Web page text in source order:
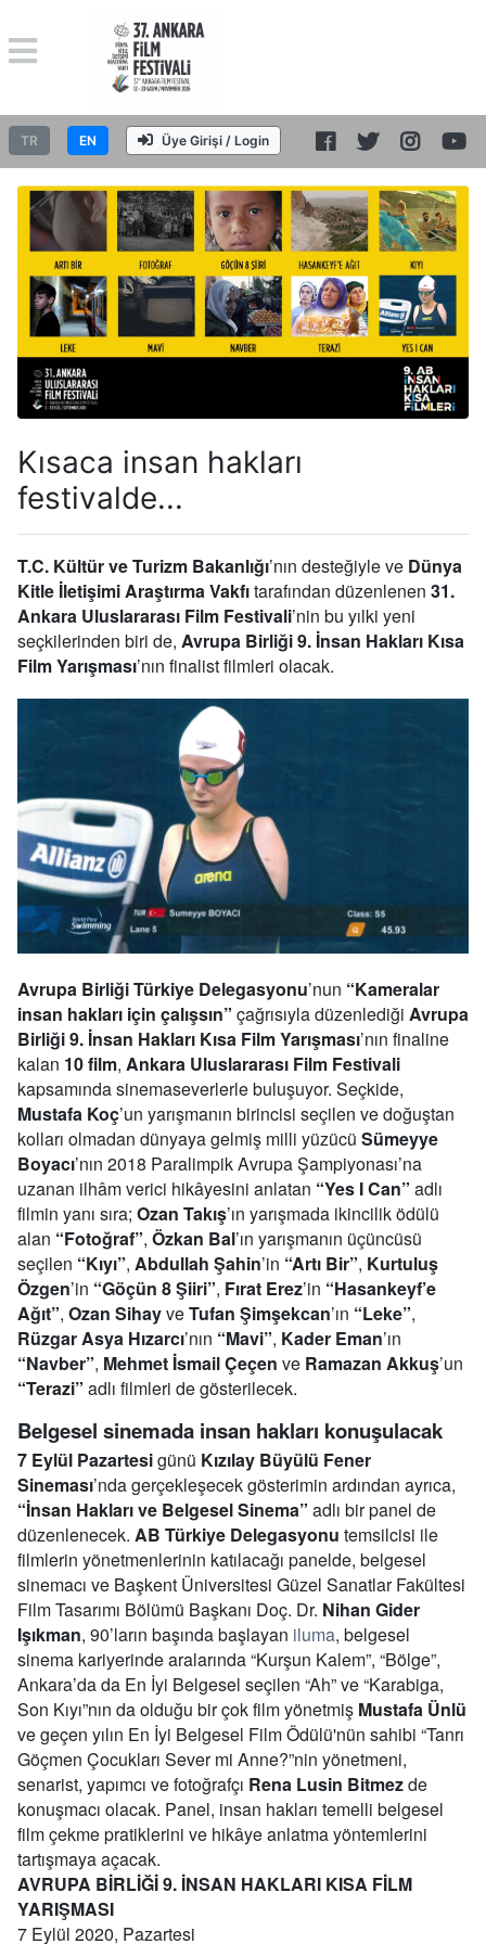
TR EN Üye Girişi / Login
Kısaca insan hakları
festivalde...
T.C. Kültür ve Turizm Bakanlığı’nın desteğiyle ve Dünya
Kitle İletişimi Araştırma Vakfıtarafından düzenlenen 31.
Ankara Uluslararası Film Festivali’nin bu yılki yeni
seçkilerinden biri de, Avrupa Birliği 9. İnsan Hakları Kısa
Film Yarışması’nın finalist filmleri olacak.
Avrupa Birliği Türkiye Delegasyonu’nun “Kameralar
insan hakları için çalışsın” çağrısıyla düzenlediği Avrupa
Birliği 9. İnsan Hakları Kısa Film Yarışması’nın finaline
kalan 10 film, Ankara Uluslararası Film Festivali
kapsamında sinemaseverlerle buluşuyor. Seçkide,
Mustafa Koç’un yarışmanın birincisi seçilen ve doğuştan
kolları olmadan dünyaya gelmiş milli yüzücü Sümeyye
Boyacı’nın 2018 Paralimpik Avrupa Şampiyonası’na
uzanan ilhâm verici hikâyesini anlatan “Yes I Can” adlı
filmin yanı sıra; Ozan Takış’ın yarışmada ikincilik ödülü
alan “Fotoğraf”, Özkan Bal’ın yarışmanın üçüncüsü
seçilen “Kıyı”, Abdullah Şahin’in “Artı Bir”, Kurtuluş
Özgen’in “Göçün 8 Şiiri”, Fırat Erez’in “Hasankeyf’e
Ağıt”, Ozan SihayveTufan Şimşekcan’ın “Leke”,
Rüzgar Asya Hızarcı’nın “Mavi”, Kader Eman’ın
“Navber”, Mehmet İsmail Çeçen ve Ramazan Akkuş’un
“Terazi” adlı filmleri de gösterilecek.
Belgesel sinemada insan hakları konuşulacak
7 Eylül Pazartesigünü Kızılay Büyülü Fener
Sineması’nda gerçekleşecek gösterimin ardından ayrıca,
“İnsan Hakları ve Belgesel Sinema” adlı bir panel de
düzenlenecek. AB Türkiye Delegasyonu temsilcisi ile
filmlerin yönetmenlerinin katılacağı panelde, belgesel
sinemacı ve Başkent Üniversitesi Güzel Sanatlar Fakültesi
Film Tasarımı Bölümü Başkanı Doç. Dr. Nihan Gider
Işıkman, 90’ların başında başlayan iluma, belgesel
sinema kariyerinde aralarında “Kurşun Kalem”, “Bölge”,
Ankara’da da En İyi Belgesel seçilen “Ah” ve “Karabiga,
Son Kıyı”nın da olduğu bir çok film yönetmiş Mustafa Ünlü
ve geçen yılın En İyi Belgesel Film Ödülü'nün sahibi “Tanrı
Göçmen Çocukları Sever mi Anne?”nin yönetmeni,
senarist, yapımcı ve fotoğrafçı Rena Lusin Bitmezde
konuşmacı olacak. Panel, insan hakları temelli belgesel
film çekme pratiklerini ve hikâye anlatma yöntemlerini
tartışmaya açacak.
AVRUPA BİRLİĞİ 9. İNSAN HAKLARI KISA FİLM
YARIŞMASI
7 Eylül 2020, Pazartesi